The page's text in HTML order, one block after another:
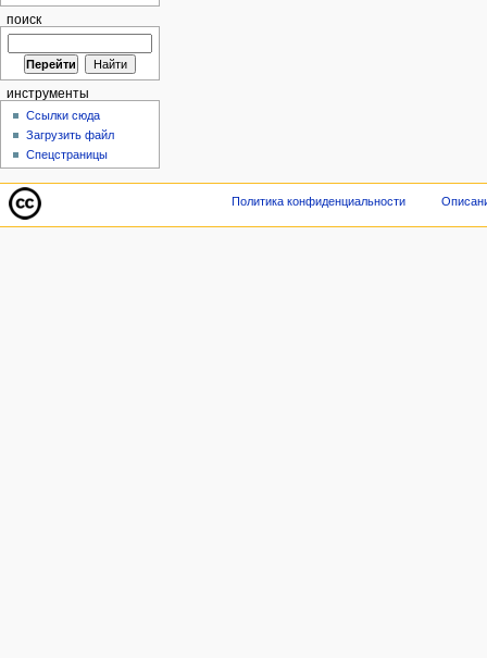
поиск
инструменты
Ссылки сюда
Загрузить файл
Спецстраницы
Политика конфиденциальности